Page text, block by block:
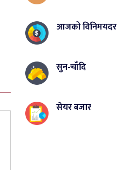
आजको विनिमयदर
सुन-चाँदि
सेयर बजार